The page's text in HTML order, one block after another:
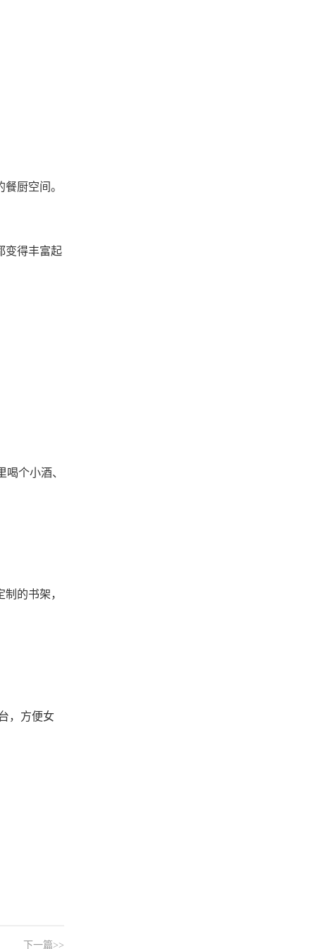
厨空间。
变得丰富起
个小酒、
的书架，
，方便女
下一篇>>